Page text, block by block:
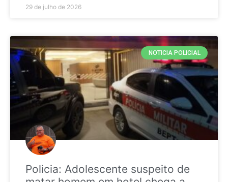
29 de julho de 2026
NOTICIA POLICIAL
Policia: Adolescente suspeito de